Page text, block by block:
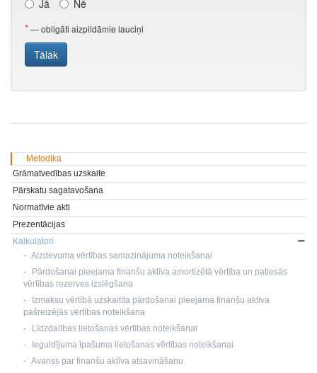
Metodika
Grāmatvedības uzskaite
Pārskatu sagatavošana
Normatīvie akti
Prezentācijas
Kalkulatori
Aizdevuma vērtības samazinājuma noteikšanai
Pārdošanai pieejama finanšu aktīva amortizētā vērtība un patiesās
vērtības rezerves izslēgšana
Izmaksu vērtībā uzskaitīta pārdošanai pieejama finanšu aktīva
pašreizējās vērtības noteikšana
Līdzdalības lietošanas vērtības noteikšanai
Ieguldījuma īpašuma lietošanas vērtības noteikšanai
Avanss par finanšu aktīva atsavināšanu